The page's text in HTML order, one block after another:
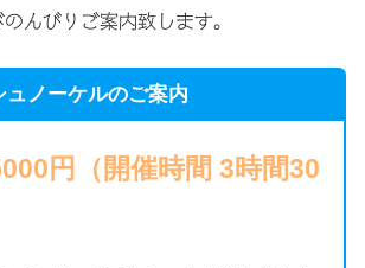
のんびりご案内致します。
ュノーケルのご案内
円（開催時間 3時間30